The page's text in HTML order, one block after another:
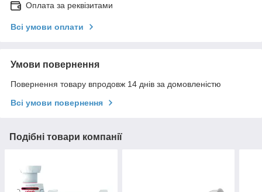
Оплата за реквізитами
Всі умови оплати
Умови повернення
Повернення товару впродовж 14 днів за домовленістю
Всі умови повернення
Подібні товари компанії